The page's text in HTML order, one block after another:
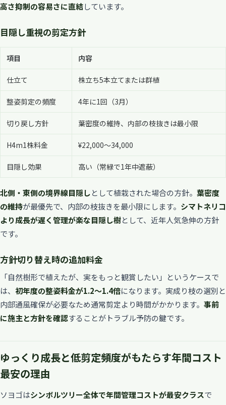
高さ抑制の容易さに直結しています。
目隠し重視の剪定方針
項目 内容
仕立て 株立ち5本立てまたは群植
整姿剪定の頻度 4年に1回（3月）
切り戻し方針 葉密度の維持、内部の枝抜きは最小限
H4m1株料金 ¥22,000〜34,000
目隠し効果 高い（常緑で1年中遮蔽）
北側・東側の境界線目隠しとして植栽された場合の方針。 葉密度
の維持が最優先で、内部の枝抜きを最小限にします。 シマトネリコ
より成長が遅く管理が楽な目隠し樹として、近年人気急伸の方針
です。
方針切り替え時の追加料金
「自然樹形で植えたが、実をもっと観賞したい」というケースで
は、 初年度の整姿料金が1.2〜1.4倍になります。実成り枝の選別と
内部通風確保が必要なため通常剪定より時間がかかります。 事前
に施主と方針を確認することがトラブル予防の鍵です。
ゆっくり成長と低剪定頻度がもたらす年間コスト
最安の理由
ソヨゴはシンボルツリー全体で年間管理コストが最安クラスで